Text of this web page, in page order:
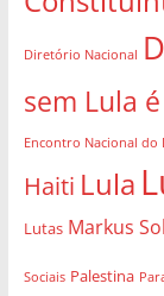
Diretório Nacional
sem Lula
Encontro Nacional do
Haiti Lula
Lutas Markus
Sociais Palestina